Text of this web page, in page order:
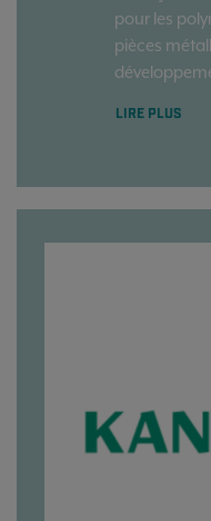
pour les
pièces
LIRE PLUS